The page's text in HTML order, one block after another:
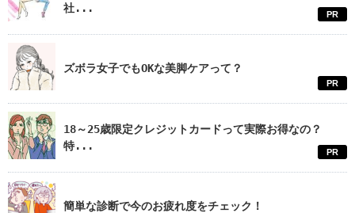
社...
PR
ズボラ女子でもOKな美脚ケアって？
PR
18～25歳限定クレジットカードって実際お得なの？
特...
PR
簡単な診断で今のお疲れ度をチェック！